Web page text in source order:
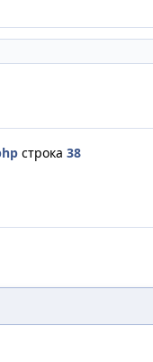
строка 38